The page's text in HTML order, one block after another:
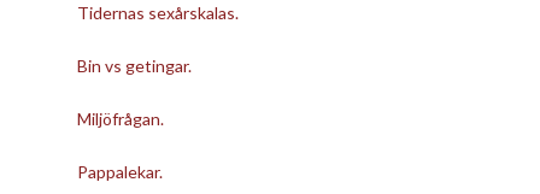
Tidernas sexårskalas.
Bin vs getingar.
Miljöfrågan.
Pappalekar.